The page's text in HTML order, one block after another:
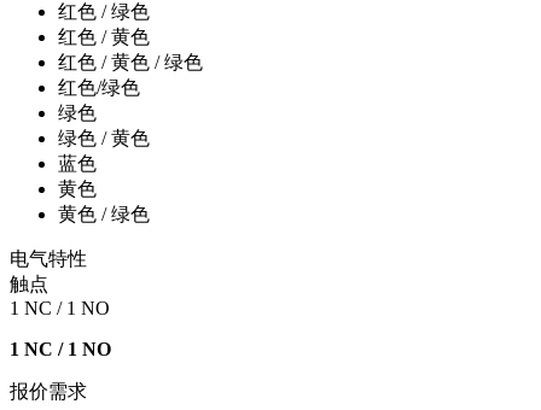
红色 / 绿色
红色 / 黄色
红色 / 黄色 / 绿色
红色/绿色
绿色
绿色 / 黄色
蓝色
黄色
黄色 / 绿色
电气特性
触点
1 NC / 1 NO
1 NC / 1 NO
报价需求